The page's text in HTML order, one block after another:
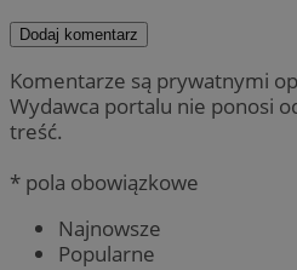
Dodaj komentarz
Komentarze są prywatnymi
Wydawca portalu nie ponosi
treść.
* pola obowiązkowe
Najnowsze
Popularne